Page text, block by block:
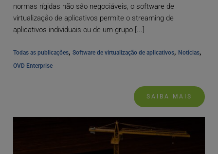
normas rígidas não são negociáveis, o software de
virtualização de aplicativos permite o streaming de
aplicativos individuais ou de um grupo [...]
Todas as publicações, Software de virtualização de aplicativos, Notícias
OVD Enterprise
SAIBA MAIS